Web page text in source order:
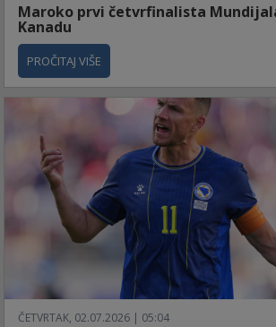
Maroko prvi četvrfinalista
Kanadu
PROČITAJ VIŠE
ČETVRTAK, 02.07.2026 | 05:04